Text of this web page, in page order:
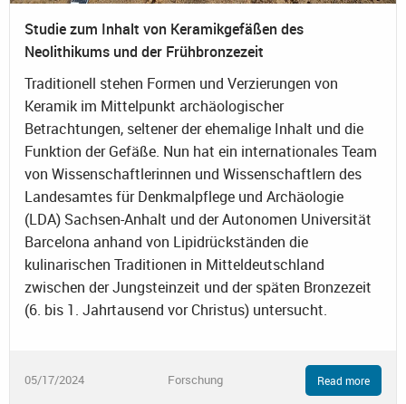
Studie zum Inhalt von Keramikgefäßen des
Neolithikums und der Frühbronzezeit
Traditionell stehen Formen und Verzierungen von
Keramik im Mittelpunkt archäologischer
Betrachtungen, seltener der ehemalige Inhalt und die
Funktion der Gefäße. Nun hat ein internationales Team
von Wissenschaftlerinnen und Wissenschaftlern des
Landesamtes für Denkmalpflege und Archäologie
(LDA) Sachsen-Anhalt und der Autonomen Universität
Barcelona anhand von Lipidrückständen die
kulinarischen Traditionen in Mitteldeutschland
zwischen der Jungsteinzeit und der späten Bronzezeit
(6. bis 1. Jahrtausend vor Christus) untersucht.
05/17/2024 Forschung Read more